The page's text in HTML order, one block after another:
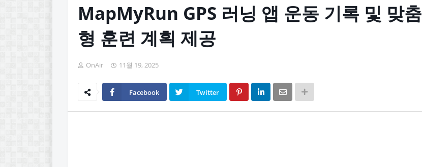
MapMyRun GPS 러닝 앱 운동 기록 및 맞춤
형 훈련 계획 제공
OnAir 11월 19, 2025
Facebook Twitter